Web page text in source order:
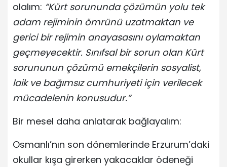
olalım: “Kürt sorununda çözümün yolu tek
adam rejiminin ömrünü uzatmaktan ve
gerici bir rejimin anayasasını oylamaktan
geçmeyecektir. Sınıfsal bir sorun olan Kürt
sorununun çözümü emekçilerin sosyalist,
laik ve bağımsız cumhuriyeti için verilecek
mücadelenin konusudur.”
Bir mesel daha anlatarak bağlayalım:
Osmanlı’nın son dönemlerinde Erzurum’daki
okullar kışa girerken yakacaklar ödeneği